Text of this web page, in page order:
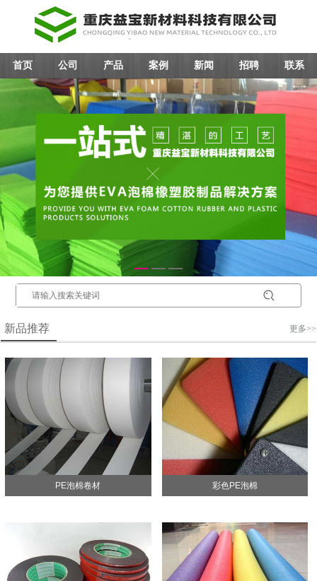
首页 公司 产品 案例 新闻 招聘 联系
新品推荐 更多>>
PE泡棉卷材 彩色PE泡棉